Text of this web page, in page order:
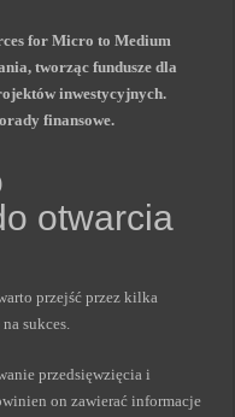
for Micro to Medium
tworząc fundusze dla
inwestycyjnych.
finansowe.
otwarcia
przejść przez kilka
sukces.
przedsięwzięcia i
on zawierać informacje